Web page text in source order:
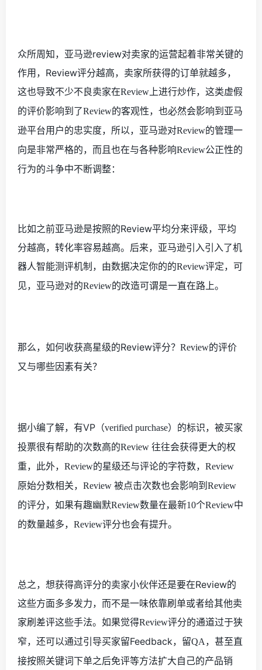
众所周知， 亚马逊review对卖家的运营起着非常关键的
作用， Review评分越高，卖家所获得的订单就越多，
这也导致不少不良卖家在Review上进行炒作，这类虚假
的评价影响到了Review的客观性，也必然会影响到亚马
逊平台用户的忠实度，所以，亚马逊对Review的管理一
向是非常严格的，而且也在与各种影响Review公正性的
行为的斗争中不断调整：
比如之前亚马逊是按照的Review平均分来评级，平均
分越高，转化率容易越高。后来，亚马逊引入引入了机
器人智能测评机制，由数据决定你的的Review评定，可
见，亚马逊对的Review的改造可谓是一直在路上。
那么，如何收获高星级的Review评分？ Review的评价
又与哪些因素有关？
据小编了解， 有VP （verified purchase） 的标识， 被买家
投票很有帮助的次数高的Review 往往会获得更大的权
重，此外， Review的星级还与评论的字符数， Review
原始分数相关， Review 被点击次数也会影响到 Review
的评分，如果有趣幽默Review数量在最新10个Review中
的数量越多， Review评分也会有提升。
总之，想获得高评分的卖家小伙伴还是要在Review的
这些方面多多发力，而不是一味依靠刷单或者给其他卖
家刷差评这些手法。如果觉得Review评分的通道过于狭
窄， 还可以通过引导买家留Feedback，留QA ，甚至直
接按照关键词下单之后免评等方法扩大自己的产品销